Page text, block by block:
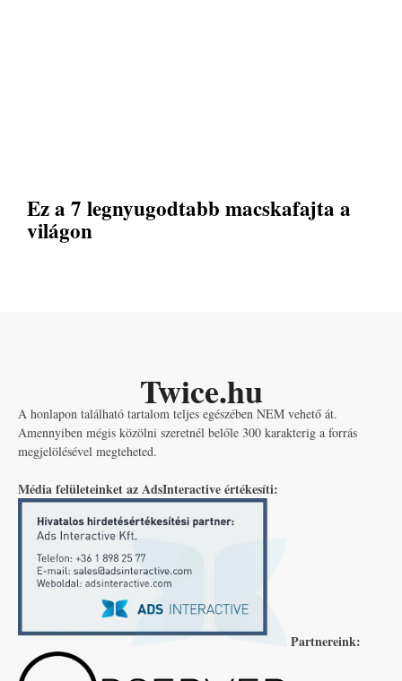
Ez a 7 legnyugodtabb macskafajta a
világon
Twice.hu
A honlapon található tartalom teljes egészében NEM vehető át.
Amennyiben mégis közölni szeretnél belőle 300 karakterig a forrás
megjelölésével megteheted.
Média felületeinket az AdsInteractive értékesíti:
Partnereink: